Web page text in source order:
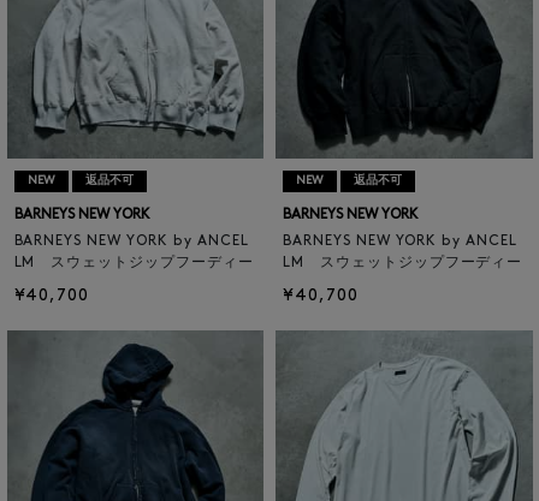
NEW 返品不可
BARNEYS NEW YORK
BARNEYS NEW YORK by ANCEL
LM スウェットジップフーディー
¥40,700
NEW 返品不可
BARNEYS NEW YORK
BARNEYS NEW YORK by ANCEL
LM スウェットジップフーディー
¥40,700